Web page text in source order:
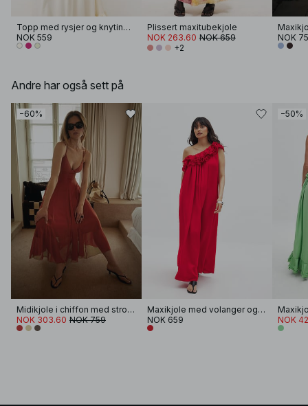
Topp med rysjer og knyting i skulderen
NOK 559
Plissert maxitubekjole
NOK 263.60 NOK 659
+2
NOK
Andre har også sett på
−60%
Midikjole i chiffon med stropper
NOK 303.60 NOK 759
Maxikjole med volanger og én skulder
NOK 659
−50%
NOK